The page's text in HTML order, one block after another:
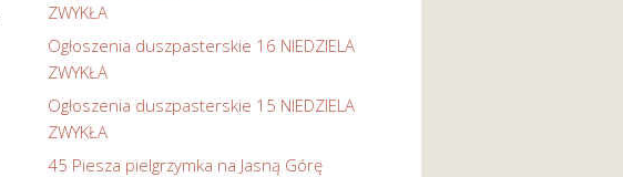
ZWYKŁA
Ogłoszenia duszpasterskie 16 NIEDZIELA
ZWYKŁA
Ogłoszenia duszpasterskie 15 NIEDZIELA
ZWYKŁA
45 Piesza pielgrzymka na Jasną Górę